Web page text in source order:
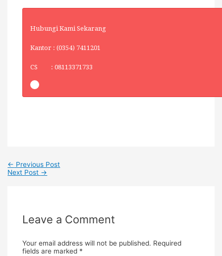
Hubungi Kami Sekarang
Kantor : (0354) 7411201
CS : 08113371733
← Previous Post
Next Post →
Leave a Comment
Your email address will not be published. Required
fields are marked *